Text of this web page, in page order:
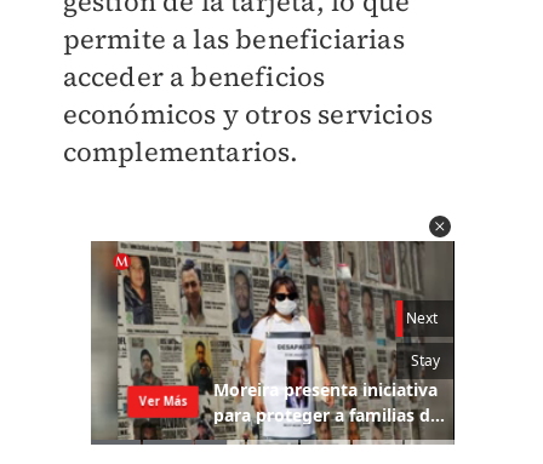
permite a las beneficiarias
acceder a beneficios
económicos y otros servicios
complementarios.